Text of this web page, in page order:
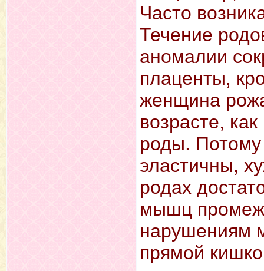
Часто
Течение
аномалии
плаценты,
женщина
возрасте,
роды.
эластичны,
родах
мышц
нарушениям
прямой